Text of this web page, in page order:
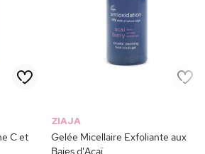
C et
ZIAJA
Gelée Micellaire Exfoliante aux
Baies d'Açaï